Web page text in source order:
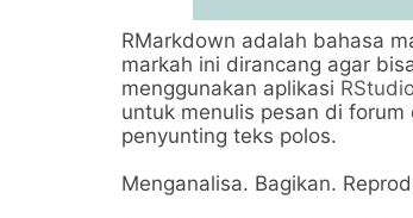
RMarkdown adalah bahasa
markah ini dirancang agar
menggunakan aplikasi
untuk menulis pesan di
penyunting teks polos.
Menganalisa. Bagikan.